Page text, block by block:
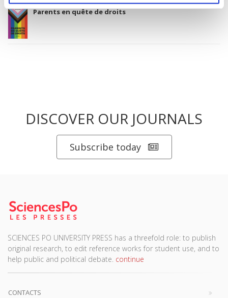
Parents en quête de droits
DISCOVER OUR JOURNALS
Subscribe today
SCIENCES PO UNIVERSITY PRESS has a threefold role: to publish
original research, to edit reference works for student use, and to
help public and political debate. continue
CONTACTS